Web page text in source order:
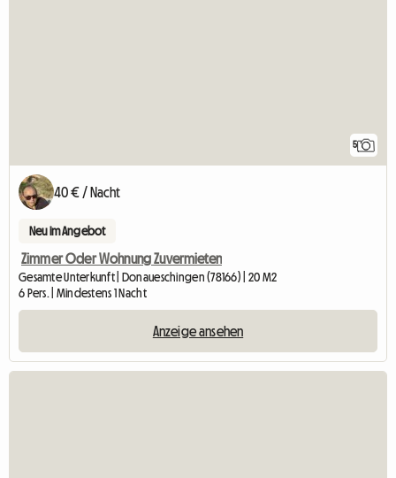
5
40 € / Nacht
Neu im Angebot
Zimmer Oder Wohnung Zuvermieten
Gesamte Unterkunft | Donaueschingen (78166) | 20 M2
6 Pers. | Mindestens 1 Nacht
Anzeige ansehen